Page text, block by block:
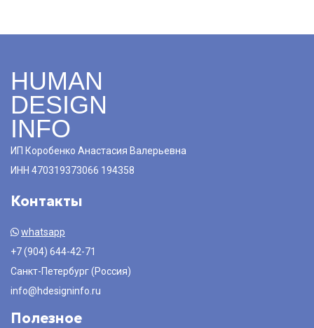
HUMAN
DESIGN
INFO
ИП Коробенко Анастасия Валерьевна
ИНН 470319373066 194358
Контакты
whatsapp
+7 (904) 644-42-71
Санкт-Петербург (Россия)
info@hdesigninfo.ru
Полезное